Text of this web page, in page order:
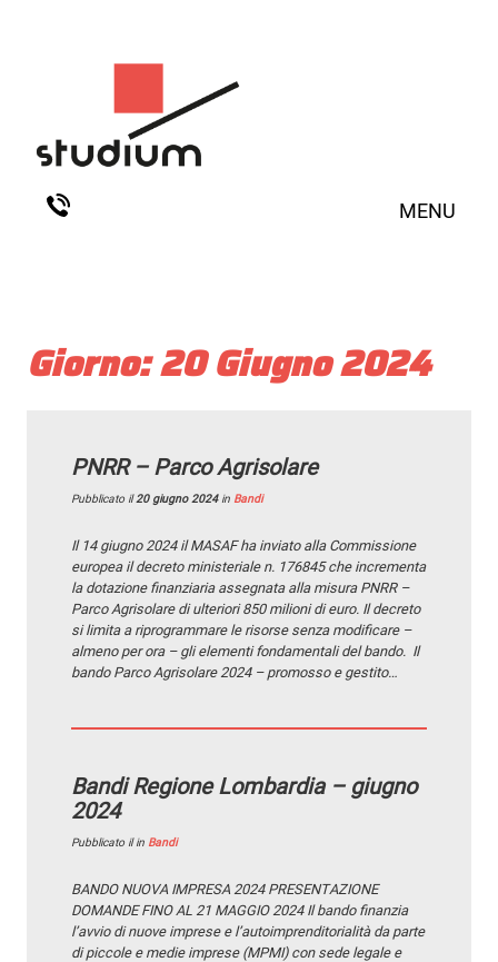
MENU
Giorno:20 Giugno 2024
PNRR – Parco Agrisolare
Pubblicato il20 giugno 2024in Bandi
Il 14 giugno 2024 il MASAF ha inviato alla Commissione
europea il decreto ministeriale n. 176845 che incrementa
la dotazione finanziaria assegnata alla misura PNRR –
Parco Agrisolare di ulteriori 850 milioni di euro. Il decreto
si limita a riprogrammare le risorse senza modificare –
almeno per ora – gli elementi fondamentali del bando. ​​​​​ Il
bando Parco Agrisolare 2024 – promosso e gestito…
Bandi Regione Lombardia – giugno
2024
Pubblicato ilin Bandi
BANDO NUOVA IMPRESA 2024 PRESENTAZIONE
DOMANDE FINO AL 21 MAGGIO 2024 Il bando finanzia
l’avvio di nuove imprese e l’autoimprenditorialità da parte
di piccole e medie imprese (MPMI) con sede legale e